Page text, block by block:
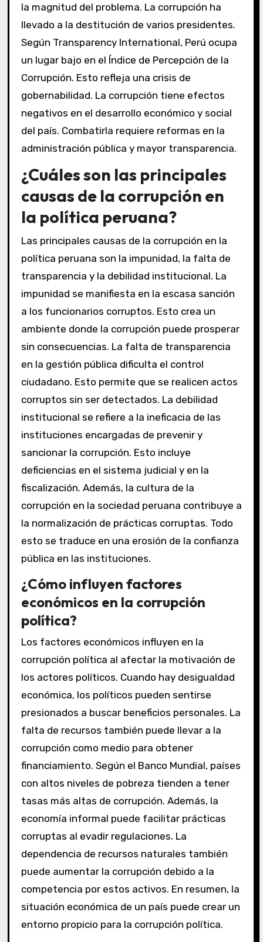
la magnitud del problema. La corrupción ha
llevado a la destitución de varios presidentes.
Según Transparency International, Perú ocupa
un lugar bajo en el Índice de Percepción de la
Corrupción. Esto refleja una crisis de
gobernabilidad. La corrupción tiene efectos
negativos en el desarrollo económico y social
del país. Combatirla requiere reformas en la
administración pública y mayor transparencia.
¿Cuáles son las principales
causas de la corrupción en
la política peruana?
Las principales causas de la corrupción en la
política peruana son la impunidad, la falta de
transparencia y la debilidad institucional. La
impunidad se manifiesta en la escasa sanción
a los funcionarios corruptos. Esto crea un
ambiente donde la corrupción puede prosperar
sin consecuencias. La falta de transparencia
en la gestión pública dificulta el control
ciudadano. Esto permite que se realicen actos
corruptos sin ser detectados. La debilidad
institucional se refiere a la ineficacia de las
instituciones encargadas de prevenir y
sancionar la corrupción. Esto incluye
deficiencias en el sistema judicial y en la
fiscalización. Además, la cultura de la
corrupción en la sociedad peruana contribuye a
la normalización de prácticas corruptas. Todo
esto se traduce en una erosión de la confianza
pública en las instituciones.
¿Cómo influyen factores
económicos en la corrupción
política?
Los factores económicos influyen en la
corrupción política al afectar la motivación de
los actores políticos. Cuando hay desigualdad
económica, los políticos pueden sentirse
presionados a buscar beneficios personales. La
falta de recursos también puede llevar a la
corrupción como medio para obtener
financiamiento. Según el Banco Mundial, países
con altos niveles de pobreza tienden a tener
tasas más altas de corrupción. Además, la
economía informal puede facilitar prácticas
corruptas al evadir regulaciones. La
dependencia de recursos naturales también
puede aumentar la corrupción debido a la
competencia por estos activos. En resumen, la
situación económica de un país puede crear un
entorno propicio para la corrupción política.